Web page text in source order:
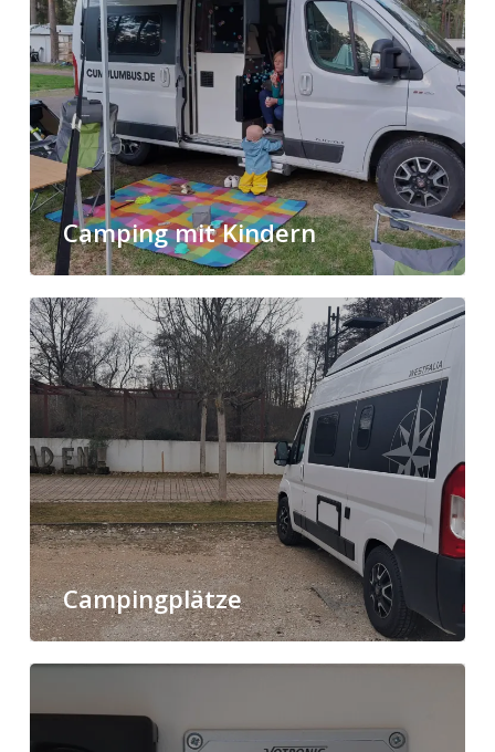
Camping mit Kindern
Campingplätze